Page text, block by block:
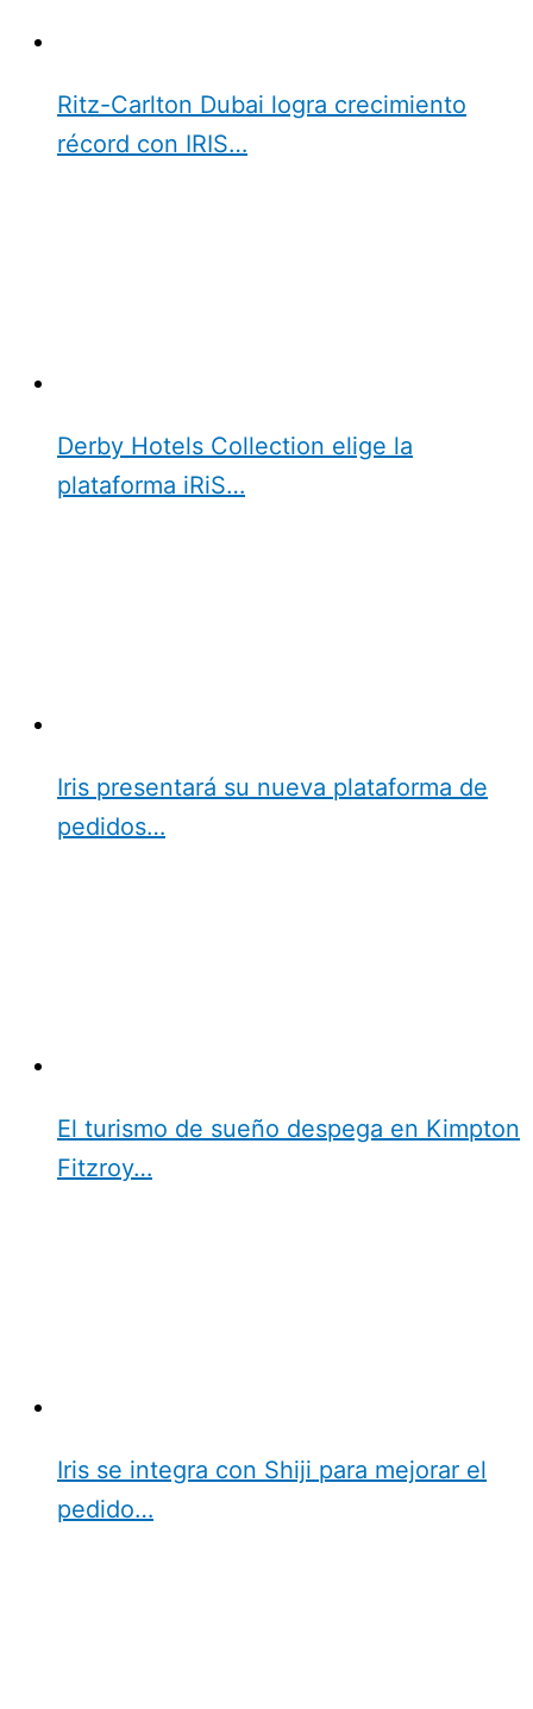
Ritz-Carlton Dubai logra crecimiento
récord con IRIS…
Derby Hotels Collection elige la
plataforma iRiS…
Iris presentará su nueva plataforma de
pedidos…
El turismo de sueño despega en Kimpton
Fitzroy…
Iris se integra con Shiji para mejorar el
pedido…